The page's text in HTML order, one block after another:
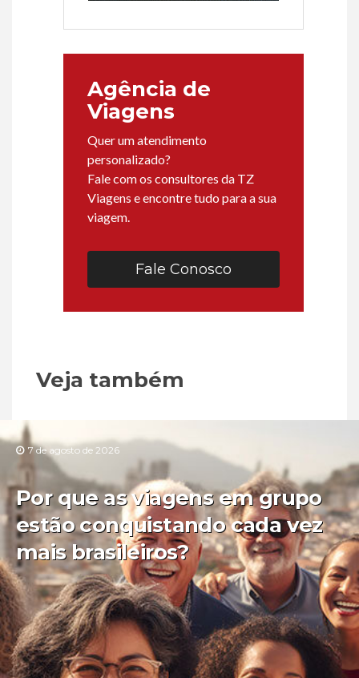
Agência de
Viagens
Quer um atendimento
personalizado?
Fale com os consultores da TZ
Viagens e encontre tudo para a sua
viagem.
Fale Conosco
Veja também
7 de agosto de 2026
Por que as viagens em grupo
estão conquistando cada vez
mais brasileiros?